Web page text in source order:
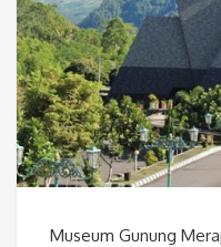
Museum Gunung